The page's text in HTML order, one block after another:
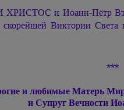
ХРИСТОС и Иоанн-Пётр
Виктории Света
***
и любимые Матерь
и Супруг Вечности